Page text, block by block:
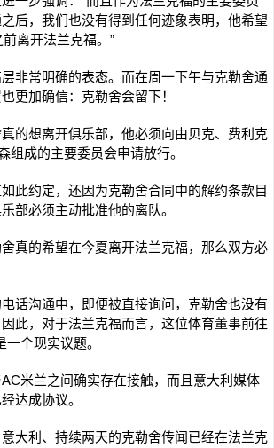
后，我们也没有得到任何迹象表明，他希望
离开法兰克福。”
非常明确的表态。而在周一下午与克勒舍通
更加确信：克勒舍会留下！
的想离开俱乐部，他必须向由贝克、费利克
组成的主要委员会申请放行。
此约定，还因为克勒舍合同中的解约条款目
部必须主动批准他的离队。
真的希望在今夏离开法兰克福，那么双方必
话沟通中，即便被直接询问，克勒舍也没有
此，对于法兰克福而言，这位体育董事前往
个现实议题。
米兰之间确实存在接触，而且意大利媒体
达成协议。
大利、持续两天的克勒舍传闻已经在法兰克